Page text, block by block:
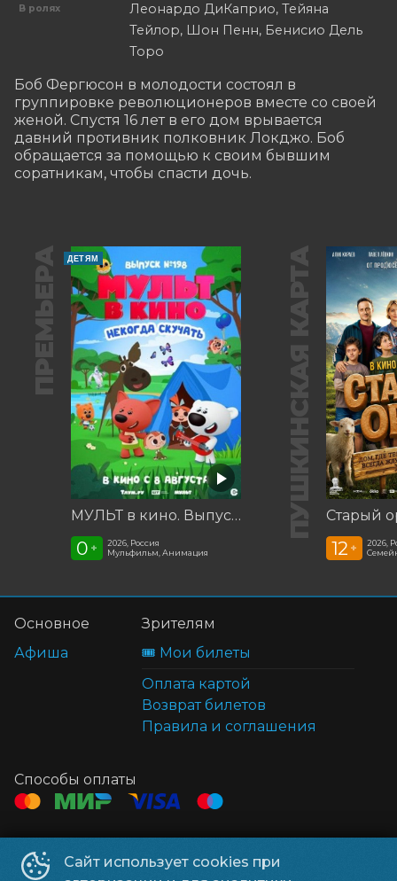
В ролях
Леонардо ДиКаприо, Тейяна
Тейлор, Шон Пенн, Бенисио Дель
Торо
Боб Фергюсон в молодости состоял в
группировке революционеров вместе со своей
женой. Спустя 16 лет в его дом врывается
давний противник полковник Локджо. Боб
обращается за помощью к своим бывшим
соратникам, чтобы спасти дочь.
ПРЕМЬЕРА ДЕТЯМ
МУЛЬТ в кино. Выпуск №198. Некогда скучать
0 +
2026, Россия
Мульфильм, Анимация
ПУШКИНСКАЯ КАРТА Старый
12 +
2026,
Сайт использует cookies при
Основное
Афиша
Зрителям
🎟️ Мои билеты
Оплата картой
Возврат билетов
Правила и соглашения
Способы оплаты
ТЦ Клён +7 914 322-70-60